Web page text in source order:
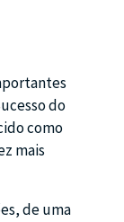
do
como
mais
de uma